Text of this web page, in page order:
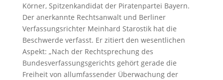
Körner, Spitzenkandidat der Piratenpartei Bayern.
Der anerkannte Rechtsanwalt und Berliner
Verfassungsrichter Meinhard Starostik hat die
Beschwerde verfasst. Er zitiert den wesentlichen
Aspekt: „Nach der Rechtsprechung des
Bundesverfassungsgerichts gehört gerade die
Freiheit von allumfassender Überwachung der